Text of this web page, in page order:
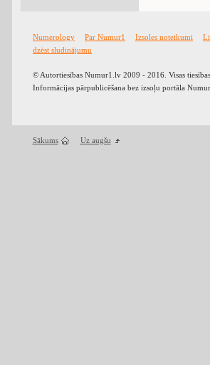
Numerology Par Numur1 Izsoles noteikumi
dzēst sludinājumu
© Autortiesības Numur1.lv 2009 - 2016. Visas tiesības
Informācijas pārpublicēšana bez izsoļu portāla
Sākums Uz augšu